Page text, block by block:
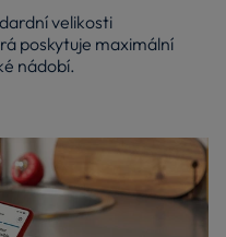
velikosti
poskytuje maximální
nádobí.